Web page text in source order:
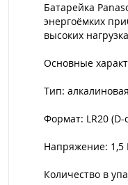
Батарейка
энергоёмких
высоких
Основные
Тип:
Формат: LR20 (D-
Напряжение: 1,5
Количество в